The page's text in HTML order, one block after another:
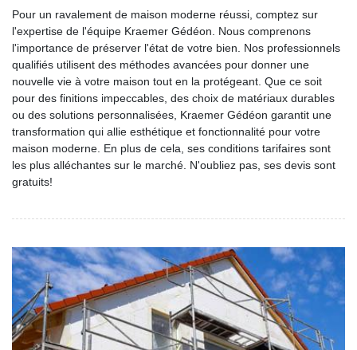
Pour un ravalement de maison moderne réussi, comptez sur
l'expertise de l'équipe Kraemer Gédéon. Nous comprenons
l'importance de préserver l'état de votre bien. Nos professionnels
qualifiés utilisent des méthodes avancées pour donner une
nouvelle vie à votre maison tout en la protégeant. Que ce soit
pour des finitions impeccables, des choix de matériaux durables
ou des solutions personnalisées, Kraemer Gédéon garantit une
transformation qui allie esthétique et fonctionnalité pour votre
maison moderne. En plus de cela, ses conditions tarifaires sont
les plus alléchantes sur le marché. N'oubliez pas, ses devis sont
gratuits!